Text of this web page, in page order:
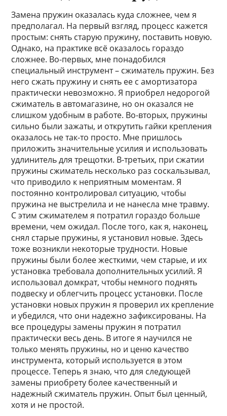
Замена пружин оказалась куда сложнее, чем я
предполагал. На первый взгляд, процесс кажется
простым: снять старую пружину, поставить новую.
Однако, на практике всё оказалось гораздо
сложнее. Во-первых, мне понадобился
специальный инструмент – сжиматель пружин. Без
него сжать пружину и снять ее с амортизатора
практически невозможно. Я приобрел недорогой
сжиматель в автомагазине, но он оказался не
слишком удобным в работе. Во-вторых, пружины
сильно были зажаты, и открутить гайки крепления
оказалось не так-то просто. Мне пришлось
приложить значительные усилия и использовать
удлинитель для трещотки. В-третьих, при сжатии
пружины сжиматель несколько раз соскальзывал,
что приводило к неприятным моментам. Я
постоянно контролировал ситуацию, чтобы
пружина не выстрелила и не нанесла мне травму.
С этим сжимателем я потратил гораздо больше
времени, чем ожидал. После того, как я, наконец,
снял старые пружины, я установил новые. Здесь
тоже возникли некоторые трудности. Новые
пружины были более жесткими, чем старые, и их
установка требовала дополнительных усилий. Я
использовал домкрат, чтобы немного поднять
подвеску и облегчить процесс установки. После
установки новых пружин я проверил их крепление
и убедился, что они надежно зафиксированы. На
все процедуры замены пружин я потратил
практически весь день. В итоге я научился не
только менять пружины, но и ценю качество
инструмента, который используется в этом
процессе. Теперь я знаю, что для следующей
замены приобрету более качественный и
надежный сжиматель пружин. Опыт был ценный,
хотя и не простой.